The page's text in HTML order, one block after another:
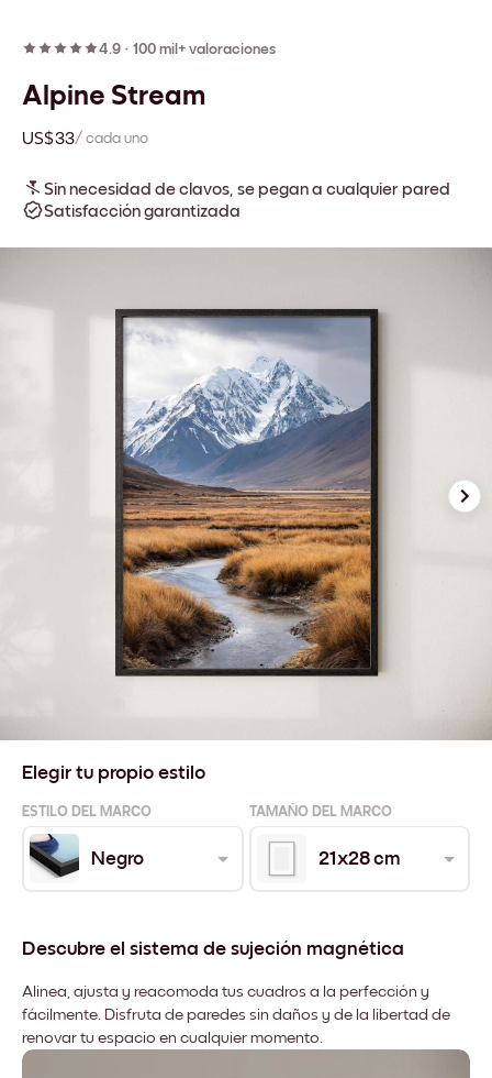
4.9 · 100 mil+ valoraciones
Alpine Stream
US$33/ cada uno
Sin necesidad de clavos, se pegan a cualquier pared
Satisfacción garantizada
Elegir tu propio estilo
ESTILO DEL MARCO TAMAÑO DEL MARCO
Negro 21x28 cm
Descubre el sistema de sujeción magnética
Alinea, ajusta y reacomoda tus cuadros a la perfección y
fácilmente. Disfruta de paredes sin daños y de la libertad de
renovar tu espacio en cualquier momento.